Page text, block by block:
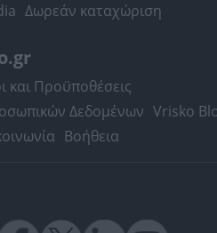
Δωρεάν καταχώριση
και Προϋποθέσεις
Δεδομένων Vrisko
Βοήθεια